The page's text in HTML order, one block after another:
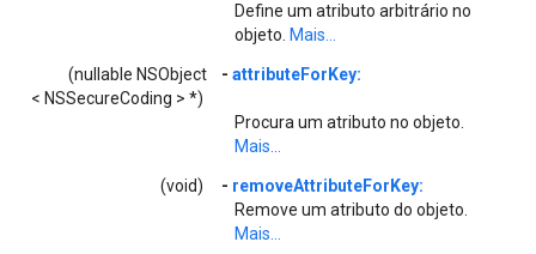
Define um atributo arbitrário no
objeto. Mais...
(nullable NSObject
< NSSecureCoding > *)
- attributeForKey:
Procura um atributo no objeto.
Mais...
(void) - removeAttributeForKey:
Remove um atributo do objeto.
Mais...